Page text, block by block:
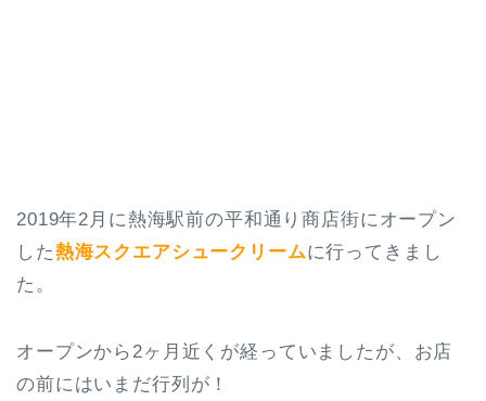
2019年2月に熱海駅前の平和通り商店街にオープン
した熱海スクエアシュークリームに行ってきまし
た。
オープンから2ヶ月近くが経っていましたが、お店
の前にはいまだ行列が！